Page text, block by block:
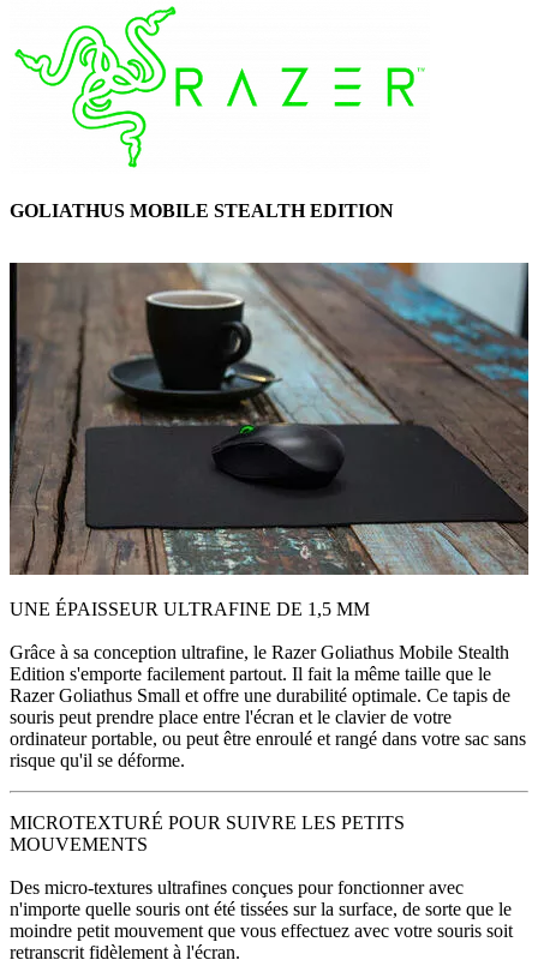
GOLIATHUS MOBILE STEALTH EDITION
UNE ÉPAISSEUR ULTRAFINE DE 1,5 MM
Grâce à sa conception ultrafine, le Razer Goliathus Mobile Stealth
Edition s'emporte facilement partout. Il fait la même taille que le
Razer Goliathus Small et offre une durabilité optimale. Ce tapis de
souris peut prendre place entre l'écran et le clavier de votre
ordinateur portable, ou peut être enroulé et rangé dans votre sac sans
risque qu'il se déforme.
MICROTEXTURÉ POUR SUIVRE LES PETITS
MOUVEMENTS
Des micro-textures ultrafines conçues pour fonctionner avec
n'importe quelle souris ont été tissées sur la surface, de sorte que le
moindre petit mouvement que vous effectuez avec votre souris soit
retranscrit fidèlement à l'écran.